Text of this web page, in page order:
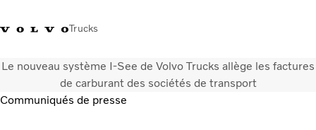
Trucks
+41 21 867 00 11Volvo Merchandise Shop Log inSuisseGerman
Le nouveau système I-See de Volvo Trucks allège les factures
de carburant des sociétés de transport
Communiqués de presse